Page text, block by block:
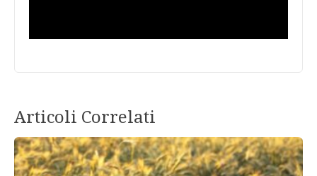
Articoli Correlati